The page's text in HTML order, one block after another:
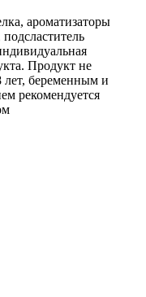
ароматизаторы
Продукт не
лет, беременным и
рекомендуется